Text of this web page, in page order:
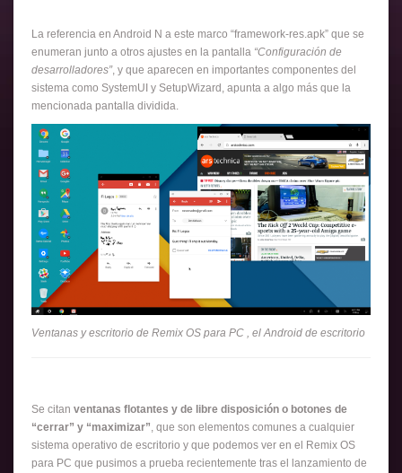
La referencia en Android N a este marco “framework-res.apk” que se
enumeran junto a otros ajustes en la pantalla “Configuración de
desarrolladores”, y que aparecen en importantes componentes del
sistema como SystemUI y SetupWizard, apunta a algo más que la
mencionada pantalla dividida.
Ventanas y escritorio de Remix OS para PC , el Android de escritorio
Se citan ventanas flotantes y de libre disposición o botones de
“cerrar” y “maximizar”, que son elementos comunes a cualquier
sistema operativo de escritorio y que podemos ver en el Remix OS
para PC que pusimos a prueba recientemente tras el lanzamiento de